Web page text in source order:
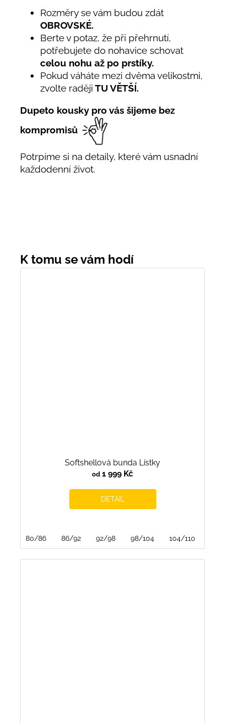
Rozměry se vám budou zdát
OBROVSKÉ.
Berte v potaz, že při přehrnutí,
potřebujete do nohavice schovat
celou nohu až po prstíky.
Pokud váháte mezi dvěma velikostmi,
zvolte raději TU VĚTŠÍ.
Dupeto kousky pro vás šijeme bez
kompromisů
Potrpíme si na detaily, které vám usnadní
každodenní život.
Softshellová bunda Lístky
od 1 999 Kč
DETAIL
80/86 86/92 92/98 98/104 104/110